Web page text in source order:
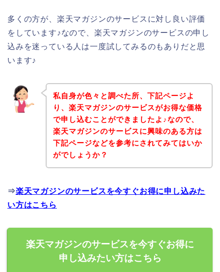
多くの方が、楽天マガジンのサービスに対し良い評価
をしています♪なので、楽天マガジンのサービスの申し
込みを迷っている人は一度試してみるのもありだと思
います♪
私自身が色々と調べた所、下記ページよ
り、楽天マガジンのサービスがお得な価格
で申し込むことができましたよ♪なので、
楽天マガジンのサービスに興味のある方は
下記ページなどを参考にされてみてはいか
がでしょうか？
⇒楽天マガジンのサービスを今すぐお得に申し込みた
い方はこちら
楽天マガジンのサービスを今すぐお得に
申し込みたい方はこちら